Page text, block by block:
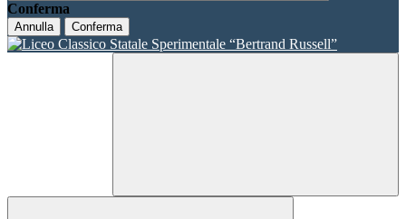
Conferma
Annulla Conferma